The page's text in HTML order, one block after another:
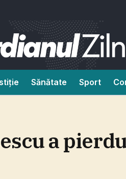
Sănătate Sport
a